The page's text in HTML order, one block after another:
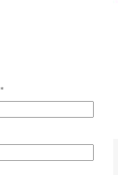
Raspberry
*Bắt
buộc